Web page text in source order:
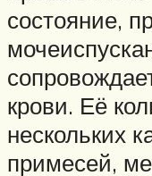
состояние,
крови. Её
нескольких
примесей,